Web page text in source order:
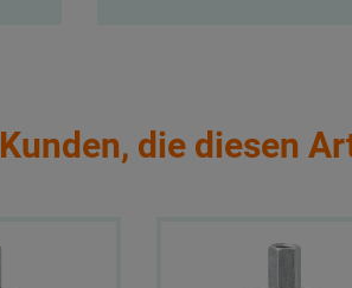
Kunden, die diesen